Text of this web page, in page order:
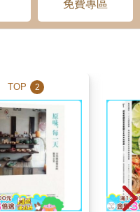
免費專區
TOP 2